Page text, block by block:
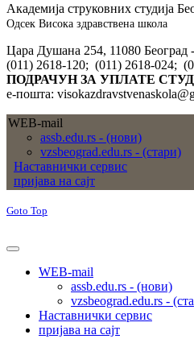
Академија струковних студија
Одсек Висока здравствена школа
Цара Душана 254, 11080 Београд
(011) 2618-120; (011) 2618-024;
ПОДРАЧУН ЗА УПЛАТЕ
е-пошта:
WEB-mail
assb.edu.rs - (нови)
vzsbeograd.edu.rs - (стари)
Наставнички сервис
пријава на сајт
Goto Top
WEB-mail
assb.edu.rs - (нови)
vzsbeograd.edu.rs -
Наставнички сервис
пријава на сајт